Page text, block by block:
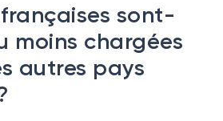
françaises sont-
moins chargées
autres pays